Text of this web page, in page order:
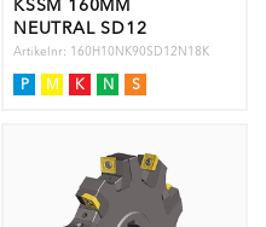
KSSM 160MM
NEUTRAL SD12
INSER
Artikelnr: 160H10NK90SD12N18K
P M K N S